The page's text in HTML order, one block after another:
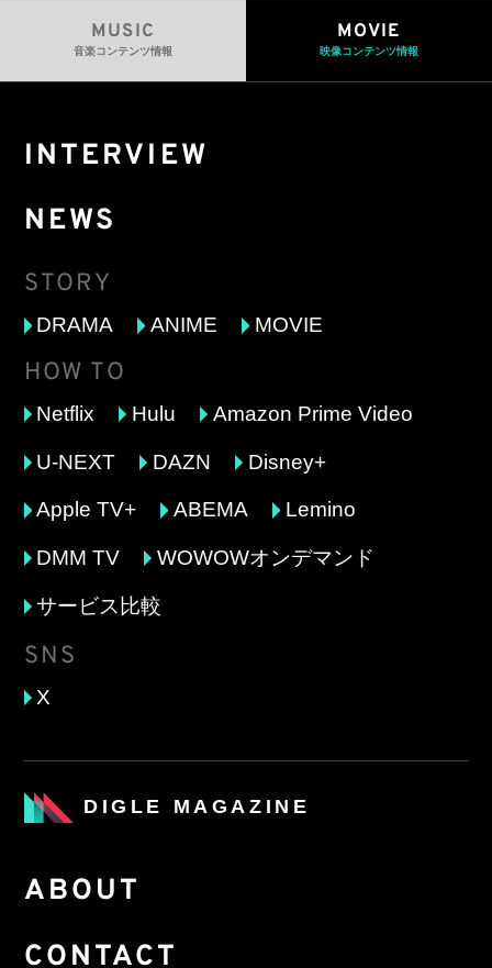
MUSIC
音楽コンテンツ情報
MOVIE
映像コンテンツ情報
DIGLE MAGAZINE
ABOUT
CONTACT
INTERVIEW
NEWS
STORY
DRAMA ANIME MOVIE
HOW TO
Netflix Hulu Amazon Prime Video
U-NEXT DAZN Disney+
Apple TV+ ABEMA Lemino
DMM TV WOWOWオンデマンド
サービス比較
SNS
X